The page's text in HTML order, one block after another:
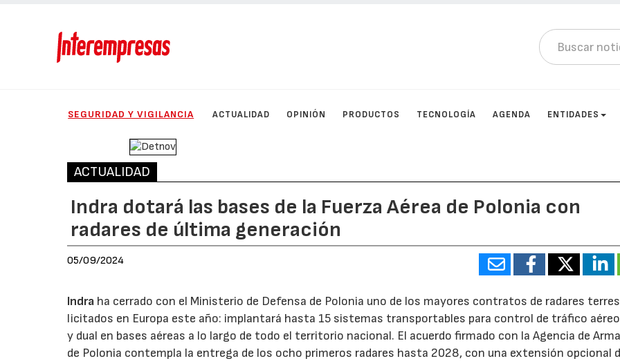
SEGURIDAD Y VIGILANCIA ACTUALIDAD OPINIÓN PRODUCTOS TECNOLOGÍA AGENDA ENTIDADES
ACTUALIDAD
Indra dotará las bases de la Fuerza Aérea de Polonia con
radares de última generación
05/09/2024
Indra ha cerrado con el Ministerio de Defensa de Polonia uno de los mayores contratos de radares
licitados en Europa este año: implantará hasta 15 sistemas transportables para control de tráfico
y dual en bases aéreas a lo largo de todo el territorio nacional. El acuerdo firmado con la Agencia de
de Polonia contempla la entrega de los ocho primeros radares hasta 2028, con una extensión opcional